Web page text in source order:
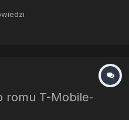
- Checking header
flash session...
romu T-Mobile-